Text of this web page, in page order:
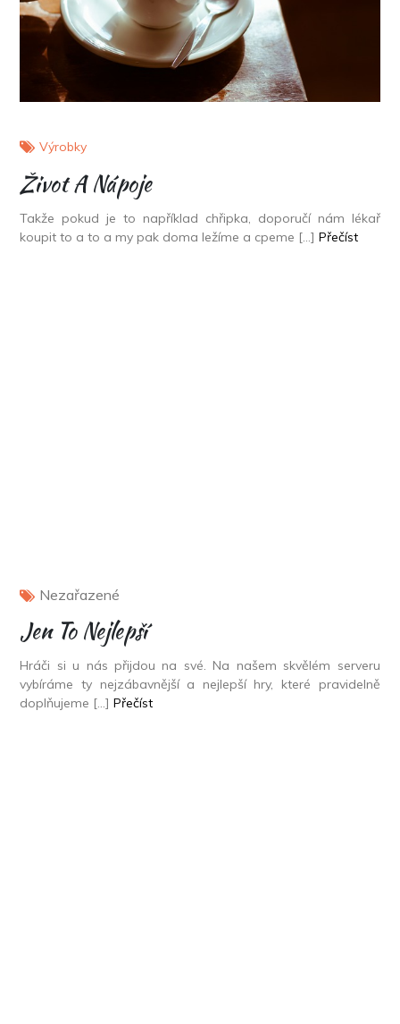
Výrobky
Život A Nápoje
Takže pokud je to například chřipka, doporučí nám lékař
koupit to a to a my pak doma ležíme a cpeme […] Přečíst
Nezařazené
Jen To Nejlepší
Hráči si u nás přijdou na své. Na našem skvělém serveru
vybíráme ty nejzábavnější a nejlepší hry, které pravidelně
doplňujeme […] Přečíst